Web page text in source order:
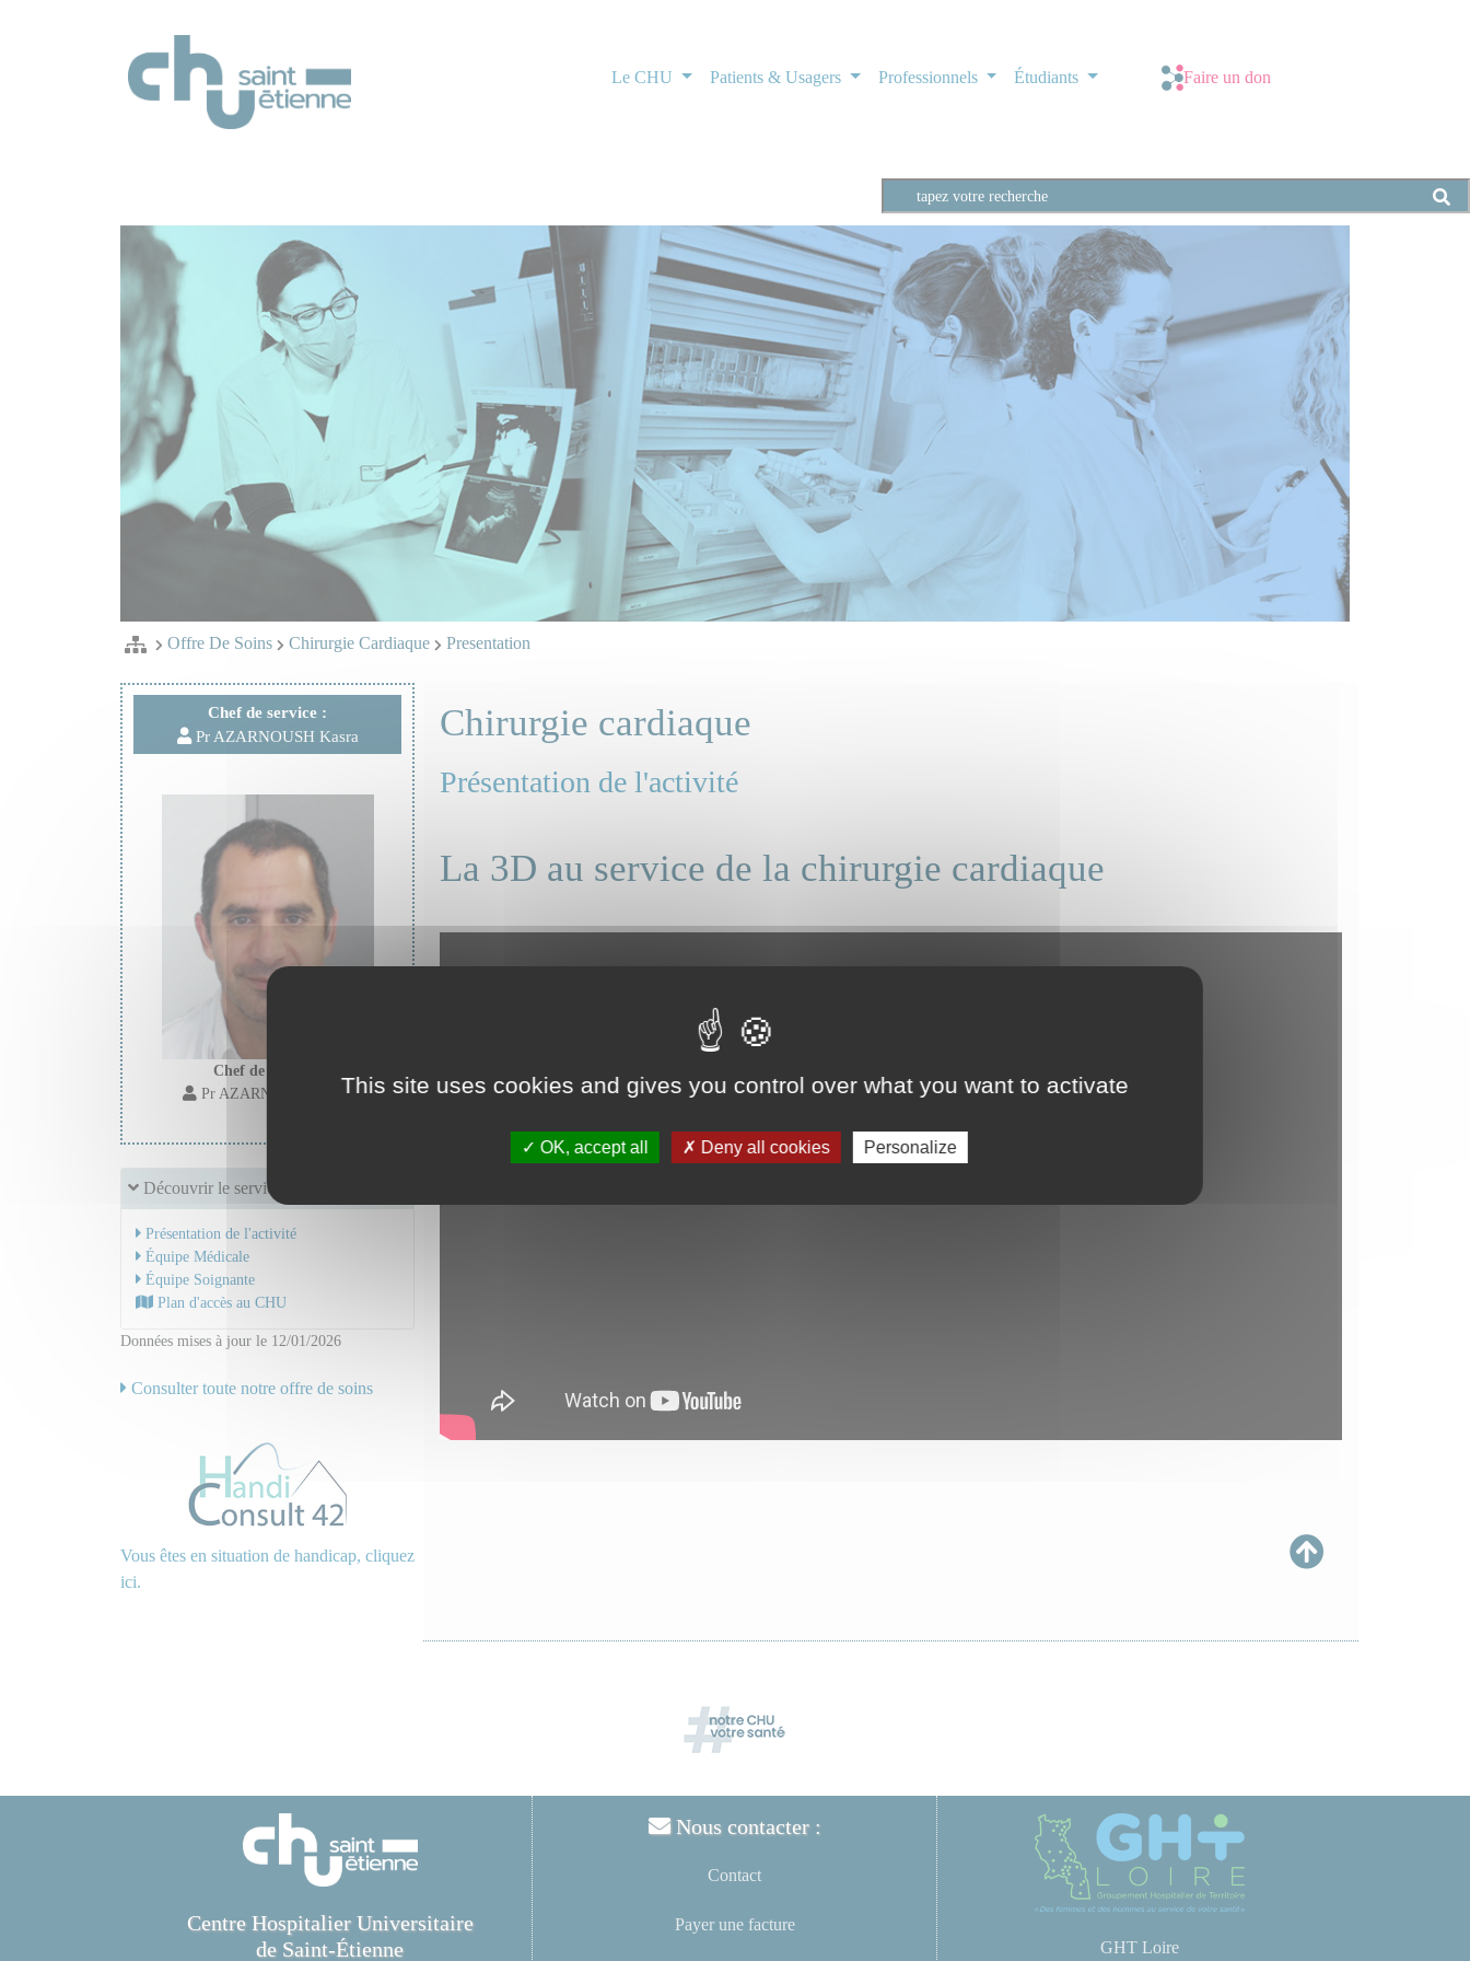
Le CHU Patients & Usagers Professionnels Étudiants Faire un don
Offre De Soins Chirurgie Cardiaque Presentation
Chef de service :
Pr AZARNOUSH Kasra
Chef de service :
Pr AZARNOUSH Kasra
Découvrir le service
Présentation de l'activité
Équipe Médicale
Équipe Soignante
Plan d'accès au CHU
Données mises à jour le 12/01/2026
Consulter toute notre offre de soins
Vous êtes en situation de handicap, cliquez
ici.
Chirurgie cardiaque
Présentation de l'activité
La 3D au service de la chirurgie cardiaque
Centre Hospitalier Universitaire
de Saint-Étienne
Nous contacter :
Contact
Payer une facture
GHT Loire
This site uses cookies and gives you control over what you want to activate
OK, accept all Deny all cookies Personalize